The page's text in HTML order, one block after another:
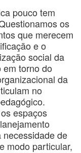
pouco tem
os
que merecem
e o
social da
torno do
da
no
espaços
necessidade de
modo particular,